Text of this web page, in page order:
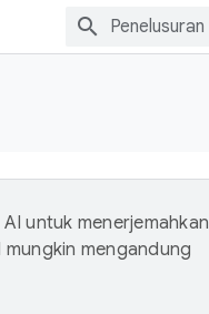
untuk menerjemahkan
mengandung